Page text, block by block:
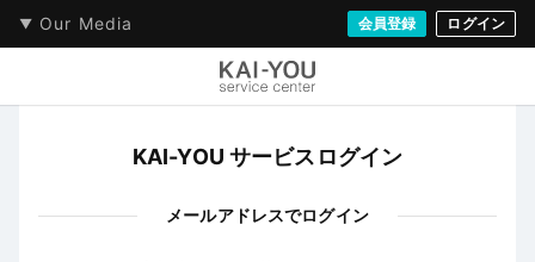
Our Media 会員登録 ログイン
KAI-YOU サービスログイン
メールアドレスでログイン